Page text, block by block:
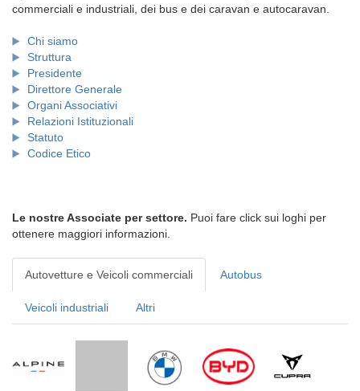
commerciali e industriali, dei bus e dei caravan e autocaravan.
Chi siamo
Struttura
Presidente
Direttore Generale
Organi Associativi
Relazioni Istituzionali
Statuto
Codice Etico
Le nostre Associate per settore. Puoi fare click sui loghi per
ottenere maggiori informazioni.
Autovetture e Veicoli commerciali Autobus
Veicoli industriali Altri